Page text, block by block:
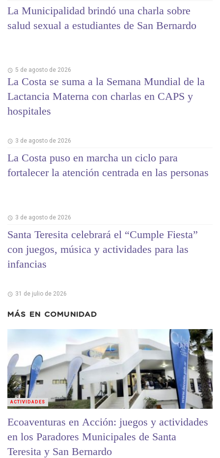
La Municipalidad brindó una charla sobre
salud sexual a estudiantes de San Bernardo
5 de agosto de 2026
La Costa se suma a la Semana Mundial de la
Lactancia Materna con charlas en CAPS y
hospitales
3 de agosto de 2026
La Costa puso en marcha un ciclo para
fortalecer la atención centrada en las personas
3 de agosto de 2026
Santa Teresita celebrará el “Cumple Fiesta”
con juegos, música y actividades para las
infancias
31 de julio de 2026
MÁS EN COMUNIDAD
Ecoaventuras en Acción: juegos y actividades
en los Paradores Municipales de Santa
Teresita y San Bernardo
ACTIVIDADES